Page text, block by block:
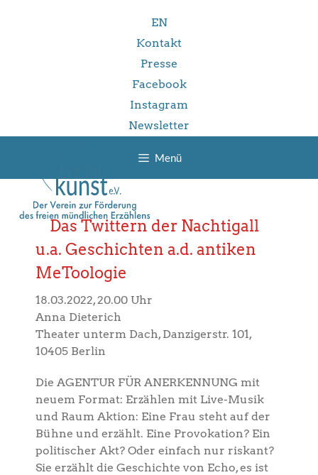
EN
Kontakt
Presse
Facebook
Instagram
Newsletter
Menü
Das Twittern der Nachtigall
u.a. Geschichten a.d. antiken
MeToologie
18.03.2022, 20.00 Uhr
Anna Dieterich
Theater unterm Dach, Danzigerstr. 101,
10405 Berlin
Die AGENTUR FÜR ANERKENNUNG mit
neuem Format: Erzählen mit Live-Musik
und Raum Aktion: Eine Frau steht auf der
Bühne und erzählt. Eine Provokation? Ein
politischer Akt? Oder einfach nur riskant?
Sie erzählt die Geschichte von Echo, es ist